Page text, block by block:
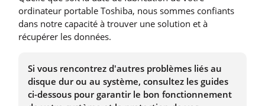
ordinateur portable Toshiba, nous sommes confiants
dans notre capacité à trouver une solution et à
récupérer les données.
Si vous rencontrez d'autres problèmes liés au
disque dur ou au système, consultez les guides
ci-dessous pour garantir le bon fonctionnement